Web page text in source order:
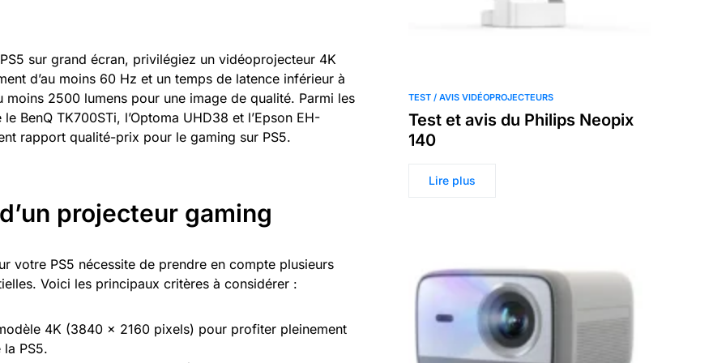
sur grand écran, privilégiez un vidéoprojecteur 4K
d’au moins 60 Hz et un temps de latence inférieur à
moins 2500 lumens pour une image de qualité. Parmi les
BenQ TK700STi, l’Optoma UHD38 et l’Epson EH-
rapport qualité-prix pour le gaming sur PS5.
projecteur gaming
votre PS5 nécessite de prendre en compte plusieurs
Voici les principaux critères à considérer :
4K (3840 x 2160 pixels) pour profiter pleinement
PS5.
TEST / AVIS VIDÉOPROJECTEURS
Test et avis du Philips Neopix
140
Lire plus